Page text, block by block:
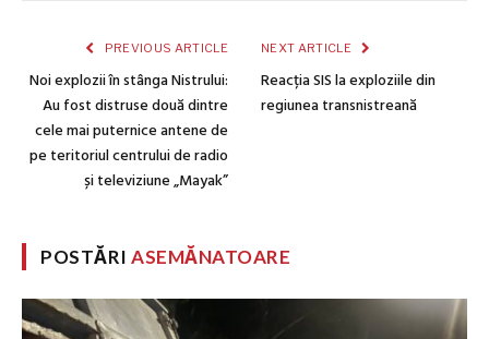
PREVIOUS ARTICLE
Noi explozii în stânga Nistrului:
Au fost distruse două dintre
cele mai puternice antene de
pe teritoriul centrului de radio
și televiziune „Mayak”
NEXT ARTICLE
Reacția SIS la exploziile din
regiunea transnistreană
POSTĂRIASEMĂNATOARE